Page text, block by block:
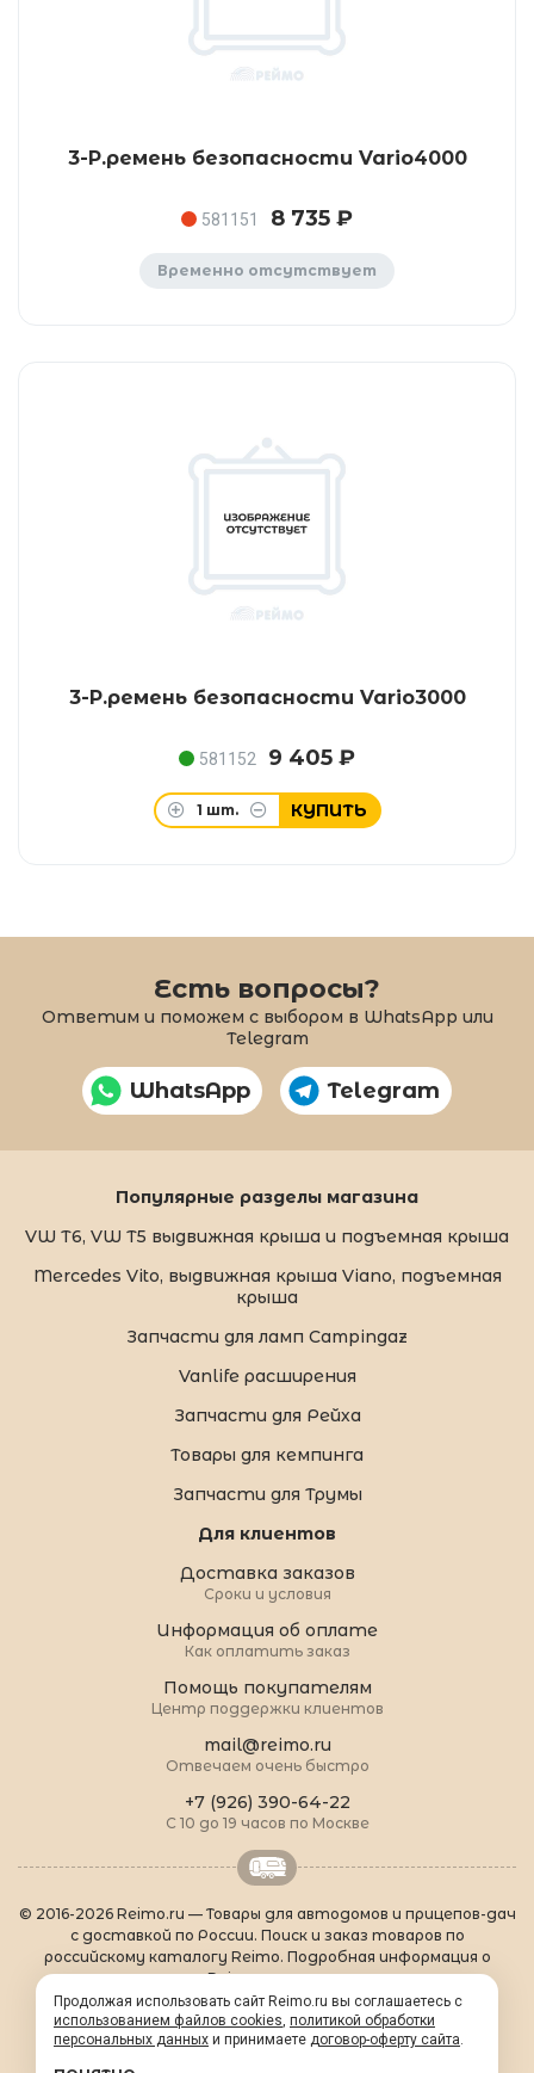
3-P.ремень безопасности Vario4000
581151 8 735 ₽
Временно отсутствует
3-P.ремень безопасности Vario3000
581152 9 405 ₽
1 шт. КУПИТЬ
Есть вопросы?
Ответим и поможем с выбором в WhatsApp или
Telegram
WhatsApp Telegram
Популярные разделы магазина
VW T6, VW T5 выдвижная крыша и подъемная крыша
Mercedes Vito, выдвижная крыша Viano, подъемная
крыша
Запчасти для ламп Campingaz
Vanlife расширения
Запчасти для Рейха
Товары для кемпинга
Запчасти для Трумы
Для клиентов
Доставка заказов
Сроки и условия
Информация об оплате
Как оплатить заказ
Помощь покупателям
Центр поддержки клиентов
mail@reimo.ru
Отвечаем очень быстро
+7 (926) 390-64-22
С 10 до 19 часов по Москве
© 2016-2026 Reimo.ru — Товары для автодомов и прицепов-дач
с доставкой по России. Поиск и заказ товаров по
российскому каталогу Reimo. Подробная информация о
товарах Reimo на русском языке.
О Reimo
| Популярные товары | Формальности
Контакты
| sitemap.xml
Продолжая использовать сайт Reimo.ru вы соглашаетесь с
использованием файлов cookies, политикой обработки
персональных данных и принимаете договор-оферту сайта.